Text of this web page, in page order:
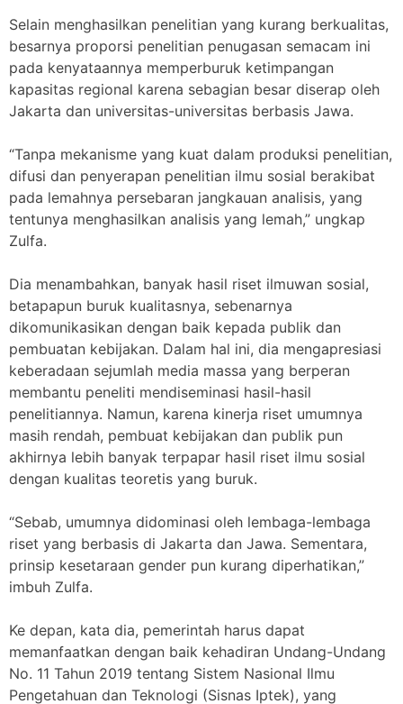
Selain menghasilkan penelitian yang kurang berkualitas,
besarnya proporsi penelitian penugasan semacam ini
pada kenyataannya memperburuk ketimpangan
kapasitas regional karena sebagian besar diserap oleh
Jakarta dan universitas-universitas berbasis Jawa.
“Tanpa mekanisme yang kuat dalam produksi penelitian,
difusi dan penyerapan penelitian ilmu sosial berakibat
pada lemahnya persebaran jangkauan analisis, yang
tentunya menghasilkan analisis yang lemah,” ungkap
Zulfa.
Dia menambahkan, banyak hasil riset ilmuwan sosial,
betapapun buruk kualitasnya, sebenarnya
dikomunikasikan dengan baik kepada publik dan
pembuatan kebijakan. Dalam hal ini, dia mengapresiasi
keberadaan sejumlah media massa yang berperan
membantu peneliti mendiseminasi hasil-hasil
penelitiannya. Namun, karena kinerja riset umumnya
masih rendah, pembuat kebijakan dan publik pun
akhirnya lebih banyak terpapar hasil riset ilmu sosial
dengan kualitas teoretis yang buruk.
“Sebab, umumnya didominasi oleh lembaga-lembaga
riset yang berbasis di Jakarta dan Jawa. Sementara,
prinsip kesetaraan gender pun kurang diperhatikan,”
imbuh Zulfa.
Ke depan, kata dia, pemerintah harus dapat
memanfaatkan dengan baik kehadiran Undang-Undang
No. 11 Tahun 2019 tentang Sistem Nasional Ilmu
Pengetahuan dan Teknologi (Sisnas Iptek), yang